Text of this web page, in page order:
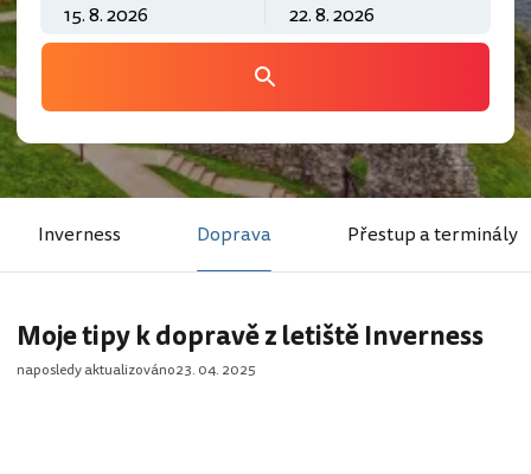
Inverness Doprava Přestup a terminály
Moje tipy k dopravě z letiště Inverness
naposledy aktualizováno23. 04. 2025